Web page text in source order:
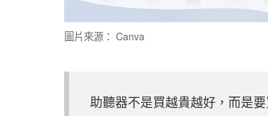
圖片來源： Canva
助聽器不是買越貴越好，而是